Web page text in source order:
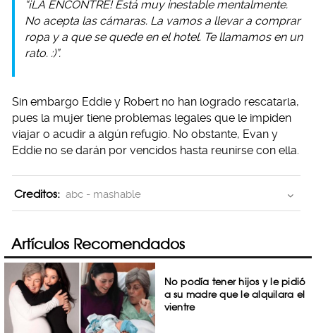
“¡LA ENCONTRÉ! Está muy inestable mentalmente.
No acepta las cámaras. La vamos a llevar a comprar
ropa y a que se quede en el hotel. Te llamamos en un
rato. :)”.
Sin embargo Eddie y Robert no han logrado rescatarla,
pues la mujer tiene problemas legales que le impiden
viajar o acudir a algún refugio. No obstante, Evan y
Eddie no se darán por vencidos hasta reunirse con ella.
Creditos: abc - mashable
Artículos Recomendados
No podía tener hijos y le pidió
a su madre que le alquilara el
vientre